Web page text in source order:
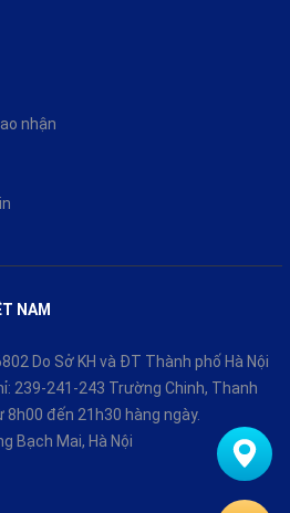
vào số nhẹ, chạy êm và bền.
hành mạnh hơn mà vẫn tiết
NAM